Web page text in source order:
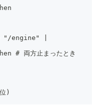
engine" |
# 両方止まったとき
)